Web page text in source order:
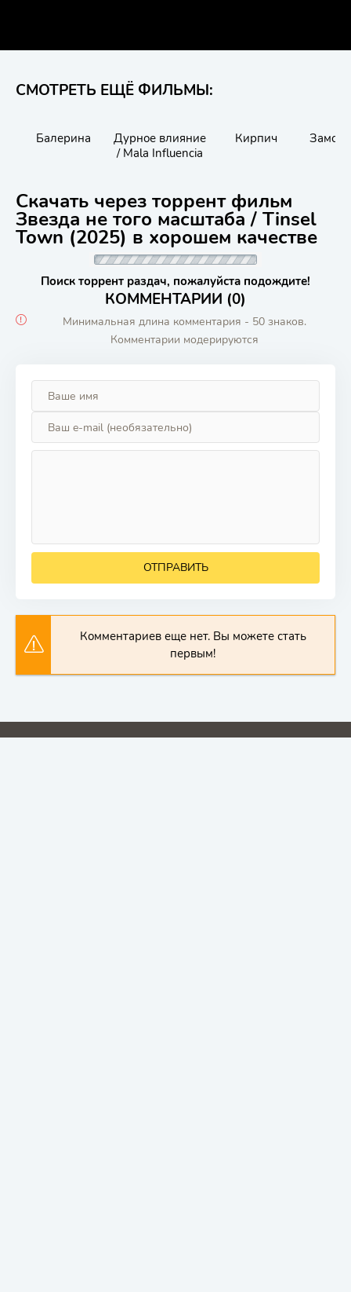
СМОТРЕТЬ ЕЩЁ ФИЛЬМЫ:
Балерина
Дурное влияние
/ Mala Influencia
Кирпич Замок
Скачать через торрент фильм
Звезда не того масштаба / Tinsel
Town (2025) в хорошем качестве
Поиск торрент раздач, пожалуйста подождите!
КОММЕНТАРИИ (0)
Минимальная длина комментария - 50 знаков.
Комментарии модерируются
ОТПРАВИТЬ
Комментариев еще нет. Вы можете стать
первым!